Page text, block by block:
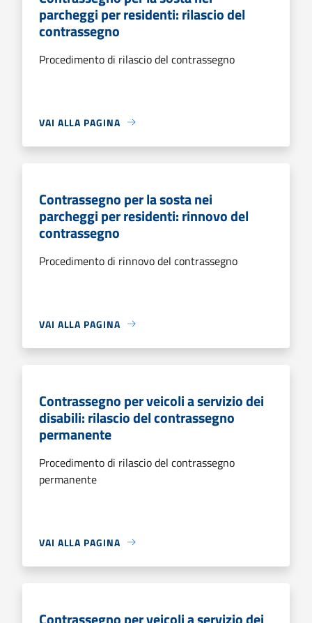
parcheggi per residenti: rilascio del
contrassegno
Procedimento di rilascio del contrassegno
VAI ALLA PAGINA
Contrassegno per la sosta nei
parcheggi per residenti: rinnovo del
contrassegno
Procedimento di rinnovo del contrassegno
VAI ALLA PAGINA
Contrassegno per veicoli a servizio dei
disabili: rilascio del contrassegno
permanente
Procedimento di rilascio del contrassegno
permanente
VAI ALLA PAGINA